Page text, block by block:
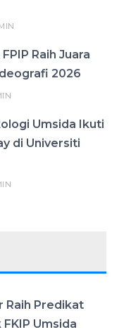
Raih Juara
2026
Umsida Ikuti
di Universiti
Raih Predikat
Umsida